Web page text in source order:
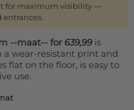
for maximum visibility —
--maat-- for 639,99is
a wear-resistant print and
flat on the floor, is easy to
use.